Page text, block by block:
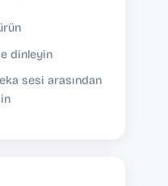
dinleyin
sesi arasından